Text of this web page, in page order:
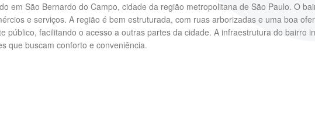
em São Bernardo do Campo, cidade da região metropolitana de São Paulo. O
e serviços. A região é bem estruturada, com ruas arborizadas e uma boa
público, facilitando o acesso a outras partes da cidade. A infraestrutura do
que buscam conforto e conveniência.